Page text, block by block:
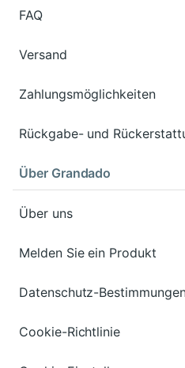
FAQ
Versand
Zahlungsmöglichkeiten
Rückgabe- und
Über Grandado
Über uns
Melden Sie ein Produkt
Datenschutz-
Cookie-Richtlinie